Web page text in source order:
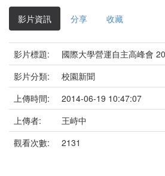
影片資訊 分享 收藏
影片標題:
國際大學營運自主高峰會
影片分類:
校園新聞
上傳時間:
2014-06-19 10:47:07
上傳者:
王峙中
觀看次數:
2131